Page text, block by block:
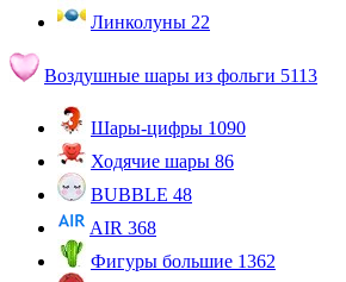
Линколуны 22
Воздушные шары из фольги 5113
Шары-цифры 1090
Ходячие шары 86
BUBBLE 48
AIR 368
Фигуры большие 1362